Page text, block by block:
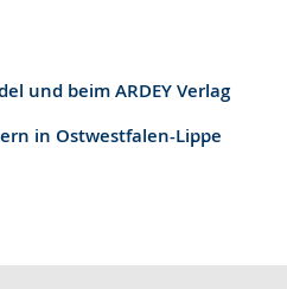
und beim ARDEY Verlag
in Ostwestfalen-Lippe